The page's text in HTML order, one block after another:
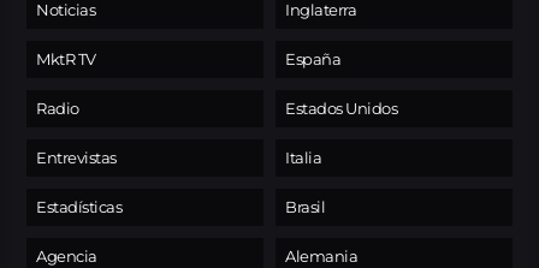
Noticias
MktR TV
Radio
Entrevistas
Estadísticas
Agencia
Inglaterra
España
Estados Unidos
Italia
Brasil
Alemania